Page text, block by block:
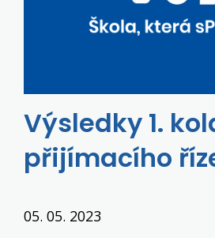
Výsledky 1.
přijímacího
05. 05. 2023